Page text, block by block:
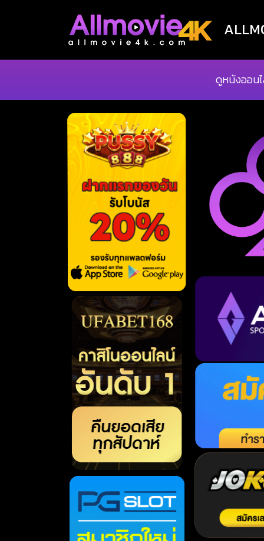
ดูหนังออน